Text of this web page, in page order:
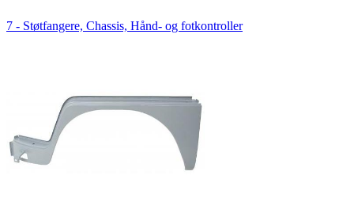
7 - Støtfangere, Chassis, Hånd- og fotkontroller